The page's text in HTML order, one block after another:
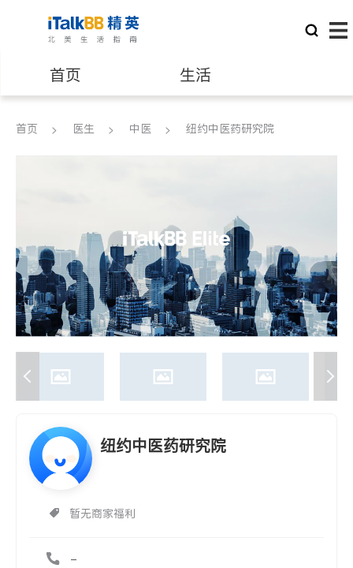
首页 生活
医生 律师
养老 非盈利组织
首页 医生 中医 纽约中医药研究院
纽约中医药研究院
暂无商家福利
-